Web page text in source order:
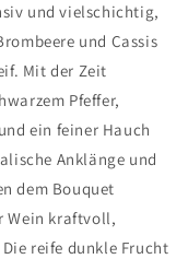
und vielschichtig,
und Cassis
Mit der Zeit
Pfeffer,
ein feiner Hauch
Anklänge und
dem Bouquet
Wein kraftvoll,
reife dunkle Frucht